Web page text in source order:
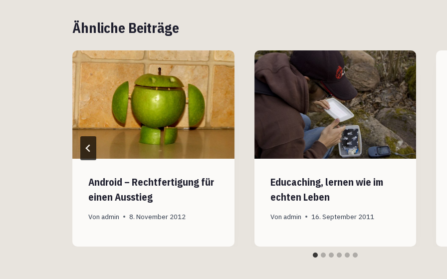
Ähnliche Beiträge
Android – Rechtfertigung für
einen Ausstieg
Von admin 8. November 2012
Educaching, lernen wie im
echten Leben
Von admin 16. September 2011